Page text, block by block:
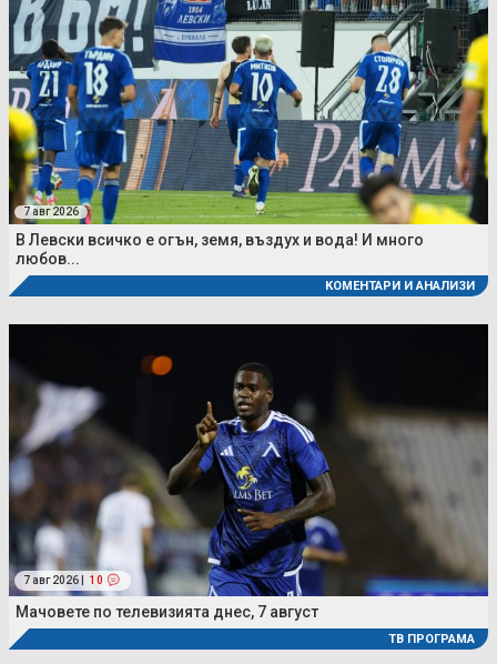
7 авг 2026
В Левски всичко е огън, земя, въздух и вода! И много
любов...
КОМЕНТАРИ И АНАЛИЗИ
7 авг 2026 | 10
Мачовете по телевизията днес, 7 август
ТВ ПРОГРАМА